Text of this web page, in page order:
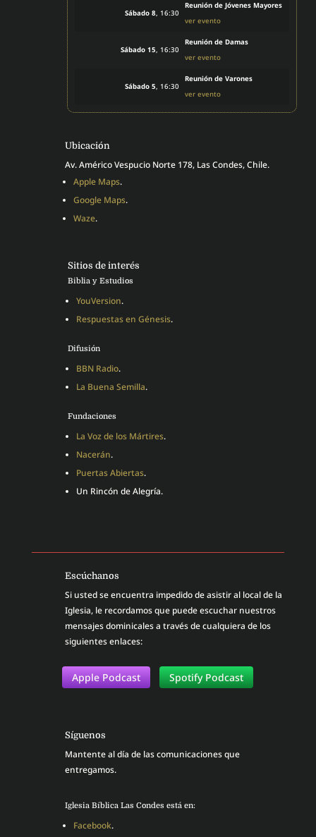
Sábado 8, 16:30
Reunión de Jóvenes Mayores
ver evento
Sábado 15, 16:30
Reunión de Damas
ver evento
Sábado 5, 16:30
Reunión de Varones
ver evento
Ubicación
Av. Américo Vespucio Norte 178, Las Condes, Chile.
Apple Maps.
Google Maps.
Waze.
Sitios de interés
Biblia y Estudios
YouVersion.
Respuestas en Génesis.
Difusión
BBN Radio.
La Buena Semilla.
Fundaciones
La Voz de los Mártires.
Nacerán.
Puertas Abiertas.
Un Rincón de Alegría.
Escúchanos
Si usted se encuentra impedido de asistir al local de la
Iglesia, le recordamos que puede escuchar nuestros
mensajes dominicales a través de cualquiera de los
siguientes enlaces:
Apple Podcast Spotify Podcast
Síguenos
Mantente al día de las comunicaciones que
entregamos.
Iglesia Bíblica Las Condes está en:
Facebook.